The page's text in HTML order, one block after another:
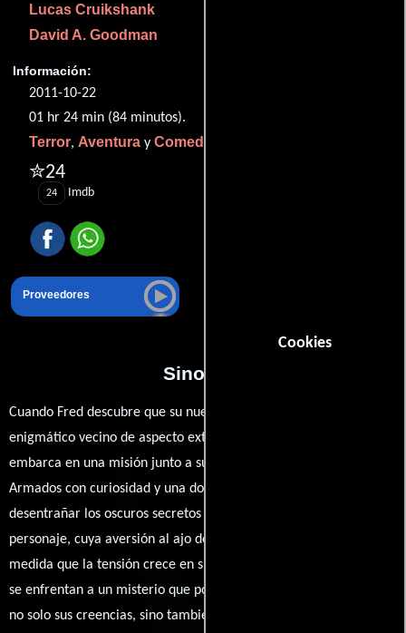
Cookies
Lucas Cruikshank
David A. Goodman
Información:
2011-10-22
01 hr 24 min (84 minutos).
Terror, Aventura y Comedia
✮24
24 Imdb
Proveedores
Sinopsis
Cuando Fred descubre que su nuevo profesor de música, un
enigmático vecino de aspecto extraño, podría ser un vampiro, se
embarca en una misión junto a su valiente amiga Bertha.
Armados con curiosidad y una dosis de valentía, intentan
desentrañar los oscuros secretos que rodean a este extraño
personaje, cuya aversión al ajo despierta sus sospechas. A
medida que la tensión crece en su pequeño pueblo, Fred y Bertha
se enfrentan a un misterio que podría cambiarlo todo, desafiando
no solo sus creencias, sino también la seguridad de su hogar.